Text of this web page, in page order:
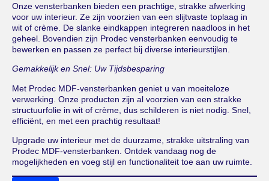
Onze vensterbanken bieden een prachtige, strakke afwerking
voor uw interieur. Ze zijn voorzien van een slijtvaste toplaag in
wit of crème. De slanke eindkappen integreren naadloos in het
geheel. Bovendien zijn Prodec vensterbanken eenvoudig te
bewerken en passen ze perfect bij diverse interieurstijlen.
Gemakkelijk en Snel: Uw Tijdsbesparing
Met Prodec MDF-vensterbanken geniet u van moeiteloze
verwerking. Onze producten zijn al voorzien van een strakke
structuurfolie in wit of crème, dus schilderen is niet nodig. Snel,
efficiënt, en met een prachtig resultaat!
Upgrade uw interieur met de duurzame, strakke uitstraling van
Prodec MDF-vensterbanken. Ontdek vandaag nog de
mogelijkheden en voeg stijl en functionaliteit toe aan uw ruimte.